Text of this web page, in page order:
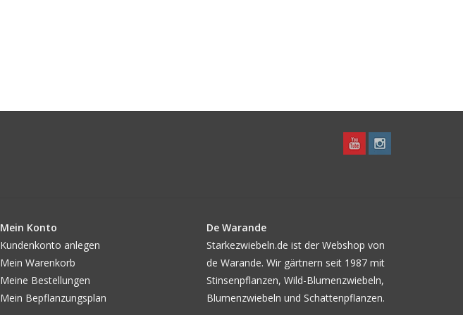
Mein Konto
Kundenkonto anlegen
Mein Warenkorb
Meine Bestellungen
Mein Bepflanzungsplan
De Warande
Starkezwiebeln.de ist der Webshop von
de Warande. Wir gärtnern seit 1987 mit
Stinsenpflanzen, Wild-Blumenzwiebeln,
Blumenzwiebeln und Schattenpflanzen.